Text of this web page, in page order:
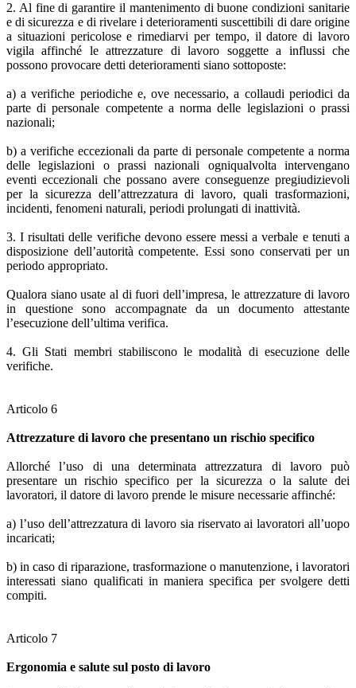
2. Al fine di garantire il mantenimento di buone condizioni sanitarie
e di sicurezza e di rivelare i deterioramenti suscettibili di dare origine
a situazioni pericolose e rimediarvi per tempo, il datore di lavoro
vigila affinché le attrezzature di lavoro soggette a influssi che
possono provocare detti deterioramenti siano sottoposte:
a) a verifiche periodiche e, ove necessario, a collaudi periodici da
parte di personale competente a norma delle legislazioni o prassi
nazionali;
b) a verifiche eccezionali da parte di personale competente a norma
delle legislazioni o prassi nazionali ogniqualvolta intervengano
eventi eccezionali che possano avere conseguenze pregiudizievoli
per la sicurezza dell’attrezzatura di lavoro, quali trasformazioni,
incidenti, fenomeni naturali, periodi prolungati di inattività.
3. I risultati delle verifiche devono essere messi a verbale e tenuti a
disposizione dell’autorità competente. Essi sono conservati per un
periodo appropriato.
Qualora siano usate al di fuori dell’impresa, le attrezzature di lavoro
in questione sono accompagnate da un documento attestante
l’esecuzione dell’ultima verifica.
4. Gli Stati membri stabiliscono le modalità di esecuzione delle
verifiche.
Articolo 6
Attrezzature di lavoro che presentano un rischio specifico
Allorché l’uso di una determinata attrezzatura di lavoro può
presentare un rischio specifico per la sicurezza o la salute dei
lavoratori, il datore di lavoro prende le misure necessarie affinché:
a) l’uso dell’attrezzatura di lavoro sia riservato ai lavoratori all’uopo
incaricati;
b) in caso di riparazione, trasformazione o manutenzione, i lavoratori
interessati siano qualificati in maniera specifica per svolgere detti
compiti.
Articolo 7
Ergonomia e salute sul posto di lavoro